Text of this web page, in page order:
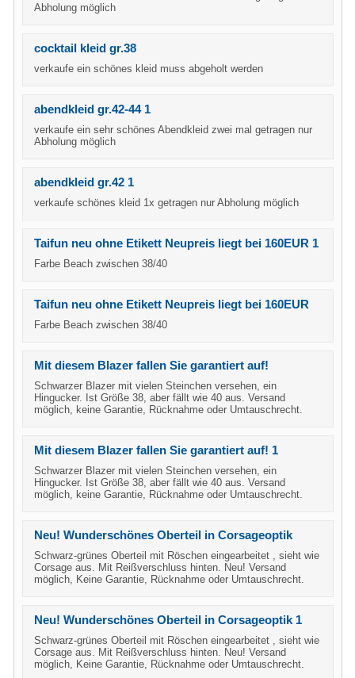
Abholung möglich
cocktail kleid gr.38
verkaufe ein schönes kleid muss abgeholt werden
abendkleid gr.42-44 1
verkaufe ein sehr schönes Abendkleid zwei mal getragen nur
Abholung möglich
abendkleid gr.42 1
verkaufe schönes kleid 1x getragen nur Abholung möglich
Taifun neu ohne Etikett Neupreis liegt bei 160EUR 1
Farbe Beach zwischen 38/40
Taifun neu ohne Etikett Neupreis liegt bei 160EUR
Farbe Beach zwischen 38/40
Mit diesem Blazer fallen Sie garantiert auf!
Schwarzer Blazer mit vielen Steinchen versehen, ein
Hingucker. Ist Größe 38, aber fällt wie 40 aus. Versand
möglich, keine Garantie, Rücknahme oder Umtauschrecht.
Mit diesem Blazer fallen Sie garantiert auf! 1
Schwarzer Blazer mit vielen Steinchen versehen, ein
Hingucker. Ist Größe 38, aber fällt wie 40 aus. Versand
möglich, keine Garantie, Rücknahme oder Umtauschrecht.
Neu! Wunderschönes Oberteil in Corsageoptik
Schwarz-grünes Oberteil mit Röschen eingearbeitet , sieht wie
Corsage aus. Mit Reißverschluss hinten. Neu! Versand
möglich, Keine Garantie, Rücknahme oder Umtauschrecht.
Neu! Wunderschönes Oberteil in Corsageoptik 1
Schwarz-grünes Oberteil mit Röschen eingearbeitet , sieht wie
Corsage aus. Mit Reißverschluss hinten. Neu! Versand
möglich, Keine Garantie, Rücknahme oder Umtauschrecht.